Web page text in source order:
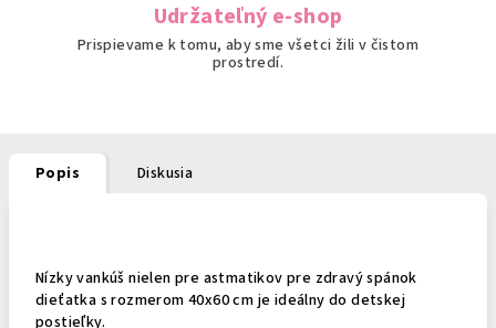
Udržateľný e-shop
Prispievame k tomu, aby sme všetci žili v čistom
prostredí.
Popis Diskusia
Nízky vankúš nielen pre astmatikov pre zdravý spánok
dieťatka s rozmerom 40x60 cm je ideálny do detskej
postieľky.